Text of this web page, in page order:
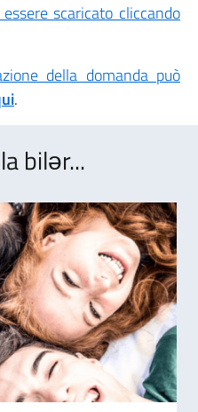
scaricato cliccando
della domanda può
.
bilər...